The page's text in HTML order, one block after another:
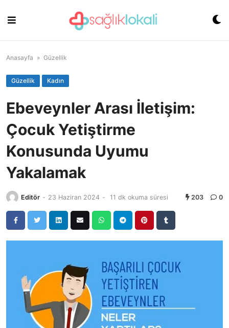
content
Anasayfa » Güzellik
Güzellik Kadın
Ebeveynler Arası İletişim:
Çocuk Yetiştirme
Konusunda Uyumu
Yakalamak
Editör - 23 Haziran 2024 - 11 dk okuma süresi 203 0